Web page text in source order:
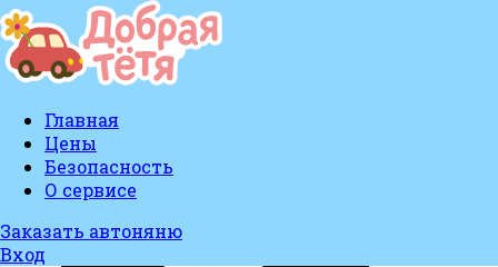
Главная
Цены
Безопасность
О сервисе
Заказать автоняню
Вход